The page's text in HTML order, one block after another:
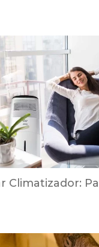
Climatizador: